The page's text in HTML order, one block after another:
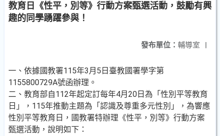
教育日《性平，別等》行動方案甄選活動，鼓勵有興
趣的同學踴躍參與！
發布單位： 輔導室 |
一、依據國教署115年3月5日臺教國署學字第
1155800729A號函辦理。
二、教育部自112年起定訂每年4月20日為「性別平等教育
日」，115年推動主題為「認識及尊重多元性別」，為響應
性別平等教育日，國教署特辦理《性平，別等》行動方案
甄選活動，說明如下：